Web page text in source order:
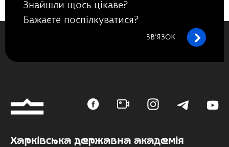
Знайшли щось цікаве?
Бажаєте поспілкуватися?
ЗВ’ЯЗОК
Харківська державна академія